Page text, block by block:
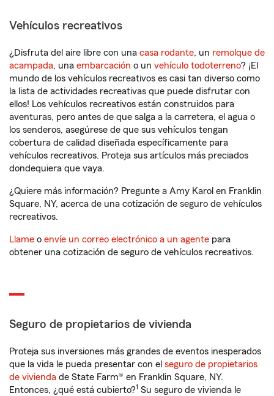
Vehículos recreativos
¿Disfruta del aire libre con una casa rodante, un remolque de
acampada, una embarcación o un vehículo todoterreno? ¡El
mundo de los vehículos recreativos es casi tan diverso como
la lista de actividades recreativas que puede disfrutar con
ellos! Los vehículos recreativos están construidos para
aventuras, pero antes de que salga a la carretera, el agua o
los senderos, asegúrese de que sus vehículos tengan
cobertura de calidad diseñada específicamente para
vehículos recreativos. Proteja sus artículos más preciados
dondequiera que vaya.
¿Quiere más información? Pregunte a Amy Karol en Franklin
Square, NY, acerca de una cotización de seguro de vehículos
recreativos.
Llame o envíe un correo electrónico a un agente para
obtener una cotización de seguro de vehículos recreativos.
Seguro de propietarios de vivienda
Proteja sus inversiones más grandes de eventos inesperados
que la vida le pueda presentar con el seguro de propietarios
de vivienda de State Farm® en Franklin Square, NY.
Entonces, ¿qué está cubierto?1 Su seguro de vivienda le